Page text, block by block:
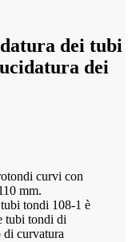
dei tubi
dei
curvi con
mm.
tondi 108-1 è
tubi tondi di
di curvatura